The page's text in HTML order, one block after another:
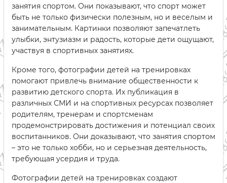
занятия спортом. Они показывают, что спорт может
быть не только физически полезным, но и веселым и
занимательным. Картинки позволяют запечатлеть
улыбки, энтузиазм и радость, которые дети ощущают,
участвуя в спортивных занятиях.
Кроме того, фотографии детей на тренировках
помогают привлечь внимание общественности к
развитию детского спорта. Их публикация в
различных СМИ и на спортивных ресурсах позволяет
родителям, тренерам и спортсменам
продемонстрировать достижения и потенциал своих
воспитанников. Они доказывают, что занятия спортом
– это не только хобби, но и серьезная деятельность,
требующая усердия и труда.
Фотографии детей на тренировках создают